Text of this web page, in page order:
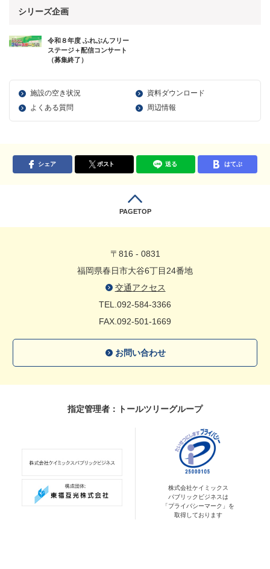
シリーズ企画
令和８年度 ふれぶんフリー
ステージ＋配信コンサート
（募集終了）
施設の空き状況
資料ダウンロード
よくある質問
周辺情報
シェア ポスト 送る はてぶ
PAGETOP
〒816 - 0831
福岡県春日市大谷6丁目24番地
交通アクセス
TEL.092-584-3366
FAX.092-501-1669
お問い合わせ
指定管理者：トールツリーグループ
株式会社ケイミックス
パブリックビジネスは
「プライバシーマーク」を
取得しております